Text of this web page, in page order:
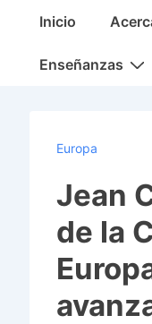
MainInicio
Enseñanzas
Europa
Jean
de la